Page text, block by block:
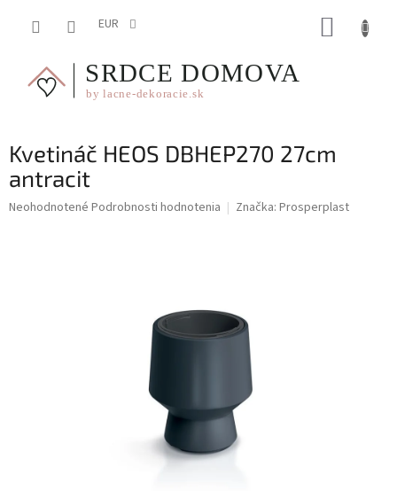
EUR
Kvetináč HEOS DBHEP270 27cm
antracit
Priemerné
Neohodnotené Podrobnosti hodnotenia Značka: Prosperplast